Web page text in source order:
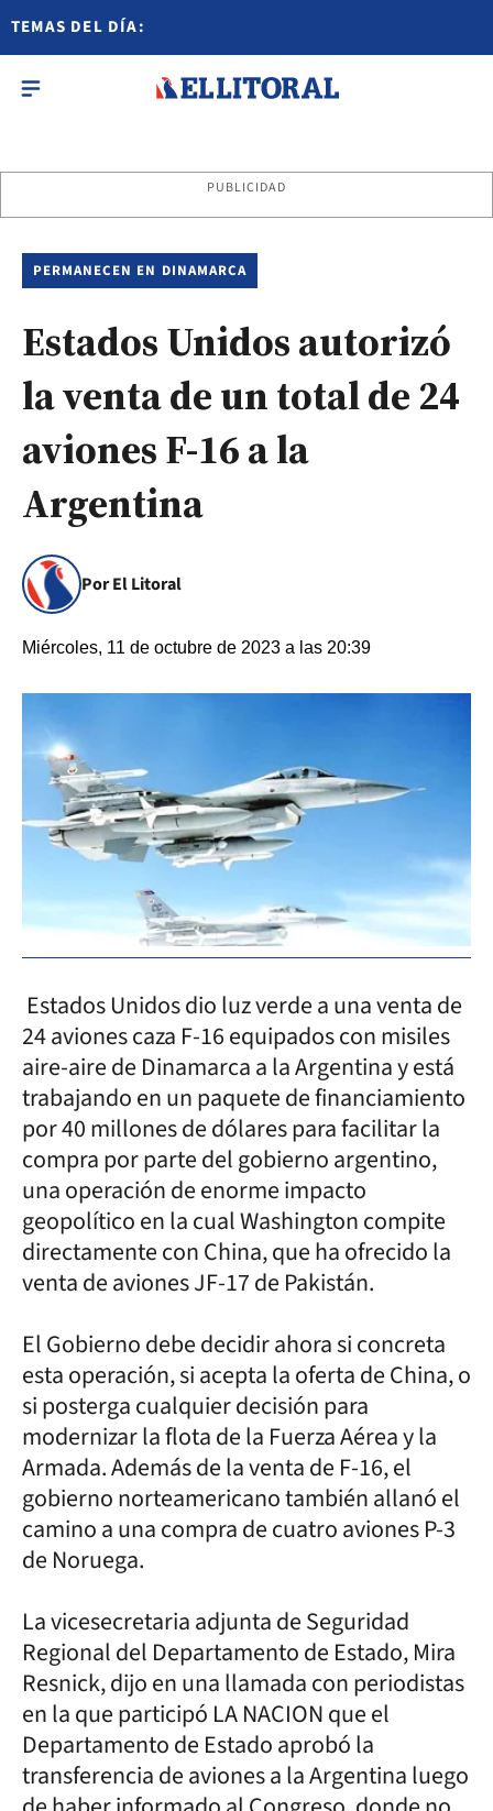
TEMAS DEL DÍA:
PUBLICIDAD
PERMANECEN EN DINAMARCA
Estados Unidos autorizó
la venta de un total de 24
aviones F-16 a la
Argentina
Por El Litoral
Miércoles, 11 de octubre de 2023 a las 20:39
Estados Unidos dio luz verde a una venta de
24 aviones caza F-16 equipados con misiles
aire-aire de Dinamarca a la Argentina y está
trabajando en un paquete de financiamiento
por 40 millones de dólares para facilitar la
compra por parte del gobierno argentino,
una operación de enorme impacto
geopolítico en la cual Washington compite
directamente con China, que ha ofrecido la
venta de aviones JF-17 de Pakistán.
El Gobierno debe decidir ahora si concreta
esta operación, si acepta la oferta de China, o
si posterga cualquier decisión para
modernizar la flota de la Fuerza Aérea y la
Armada. Además de la venta de F-16, el
gobierno norteamericano también allanó el
camino a una compra de cuatro aviones P-3
de Noruega.
La vicesecretaria adjunta de Seguridad
Regional del Departamento de Estado, Mira
Resnick, dijo en una llamada con periodistas
en la que participó LA NACION que el
Departamento de Estado aprobó la
transferencia de aviones a la Argentina luego